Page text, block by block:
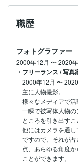
職歴
フォトグラファー
2000年12月 〜2020
・フリーランス / 写
2000年12月 〜
主に人物撮影。
様々なメディアで活
一瞬で被写体人物
ところを引き出すこ
他にはカメラを通し
ですので、それが
点、あらゆる角度
ことができます。